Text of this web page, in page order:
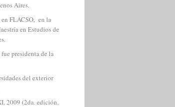
Aires.
FLACSO, en la
en Estudios de
presidenta de la
del exterior
2009 (2da. edición,